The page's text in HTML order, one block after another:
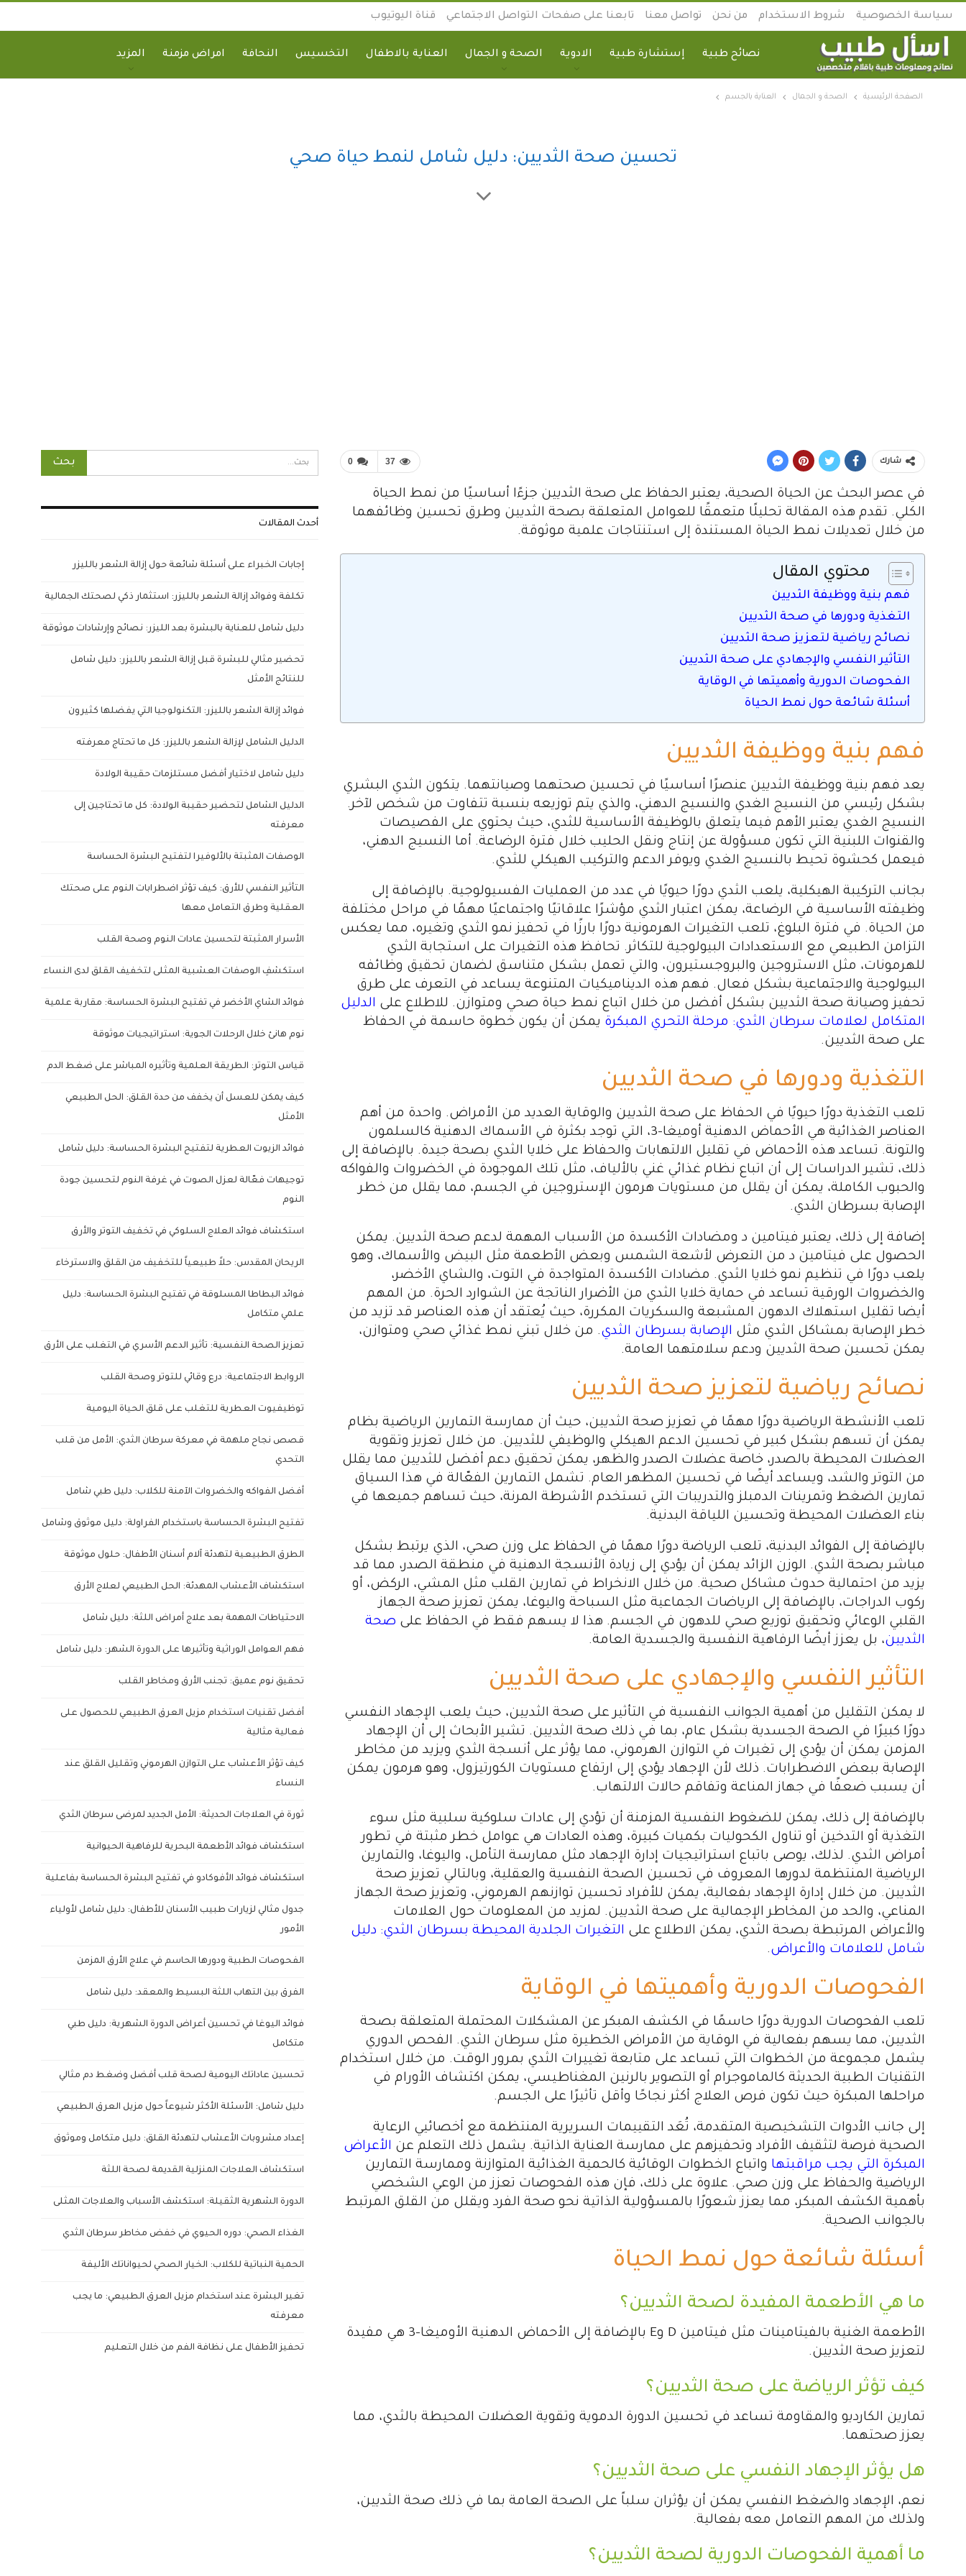
سياسة الخصوصية شروط الاستخدام من نحن تواصل معنا تابعنا على صفحات التواصل الاجتماعي قناة اليوتيوب
نصائح طبية إستشارة طبية الادوية الصحة و الجمال العناية بالاطفال التخسيس النحافة امراض مزمنة المزيد
الصفحة الرئيسية الصحة و الجمال العناية بالجسم
تحسين صحة الثديين: دليل شامل لنمط حياة صحي
0 37 شارك
في عصر البحث عن الحياة الصحية، يعتبر الحفاظ على صحة الثديين جزءًا أساسيًا من نمط الحياة
الكلي. تقدم هذه المقالة تحليلًا متعمقًا للعوامل المتعلقة بصحة الثديين وطرق تحسين وظائفهما
من خلال تعديلات نمط الحياة المستندة إلى استنتاجات علمية موثوقة.
محتوي المقال
فهم بنية ووظيفة الثديين
التغذية ودورها في صحة الثديين
نصائح رياضية لتعزيز صحة الثديين
التأثير النفسي والإجهادي على صحة الثديين
الفحوصات الدورية وأهميتها في الوقاية
أسئلة شائعة حول نمط الحياة
فهم بنية ووظيفة الثديين
يعد فهم بنية ووظيفة الثديين عنصرًا أساسيًا في تحسين صحتهما وصيانتهما. يتكون الثدي البشري
بشكل رئيسي من النسيج الغدي والنسيج الدهني، والذي يتم توزيعه بنسبة تتفاوت من شخص لآخر.
النسيج الغدي يعتبر الأهم فيما يتعلق بالوظيفة الأساسية للثدي، حيث يحتوي على الفصيصات
والقنوات اللبنية التي تكون مسؤولة عن إنتاج ونقل الحليب خلال فترة الرضاعة. أما النسيج الدهني،
فيعمل كحشوة تحيط بالنسيج الغدي ويوفر الدعم والتركيب الهيكلي للثدي.
بجانب التركيبة الهيكلية، يلعب الثدي دورًا حيويًا في عدد من العمليات الفسيولوجية. بالإضافة إلى
وظيفته الأساسية في الرضاعة، يمكن اعتبار الثدي مؤشرًا علاقاتيًا واجتماعيًا مهمًا في مراحل مختلفة
من الحياة. في فترة البلوغ، تلعب التغيرات الهرمونية دورًا بارزًا في تحفيز نمو الثدي وتغيره، مما يعكس
التزامن الطبيعي مع الاستعدادات البيولوجية للتكاثر. تحافظ هذه التغيرات على استجابة الثدي
للهرمونات، مثل الاستروجين والبروجستيرون، والتي تعمل بشكل متناسق لضمان تحقيق وظائفه
البيولوجية والاجتماعية بشكل فعال. فهم هذه الديناميكيات المتنوعة يساعد في التعرف على طرق
تحفيز وصيانة صحة الثديين بشكل أفضل من خلال اتباع نمط حياة صحي ومتوازن. للاطلاع على الدليل
المتكامل لعلامات سرطان الثدي: مرحلة التحري المبكرة يمكن أن يكون خطوة حاسمة في الحفاظ
على صحة الثديين.
التغذية ودورها في صحة الثديين
تلعب التغذية دورًا حيويًا في الحفاظ على صحة الثديين والوقاية العديد من الأمراض. واحدة من أهم
العناصر الغذائية هي الأحماض الدهنية أوميغا-3، التي توجد بكثرة في الأسماك الدهنية كالسلمون
والتونة. تساعد هذه الأحماض في تقليل الالتهابات والحفاظ على خلايا الثدي بصحة جيدة. بالإضافة إلى
ذلك، تشير الدراسات إلى أن اتباع نظام غذائي غني بالألياف، مثل تلك الموجودة في الخضروات والفواكه
والحبوب الكاملة، يمكن أن يقلل من مستويات هرمون الإستروجين في الجسم، مما يقلل من خطر
الإصابة بسرطان الثدي.
إضافة إلى ذلك، يعتبر فيتامين د ومضادات الأكسدة من الأسباب المهمة لدعم صحة الثديين. يمكن
الحصول على فيتامين د من التعرض لأشعة الشمس وبعض الأطعمة مثل البيض والأسماك، وهو
يلعب دورًا في تنظيم نمو خلايا الثدي. مضادات الأكسدة المتواجدة في التوت، والشاي الأخضر،
والخضروات الورقية تساعد في حماية خلايا الثدي من الأضرار الناتجة عن الشوارد الحرة. من المهم
أيضا تقليل استهلاك الدهون المشبعة والسكريات المكررة، حيث يُعتقد أن هذه العناصر قد تزيد من
خطر الإصابة بمشاكل الثدي مثل الإصابة بسرطان الثدي. من خلال تبني نمط غذائي صحي ومتوازن،
يمكن تحسين صحة الثديين ودعم سلامتهما العامة.
نصائح رياضية لتعزيز صحة الثديين
تلعب الأنشطة الرياضية دورًا مهمًا في تعزيز صحة الثديين، حيث أن ممارسة التمارين الرياضية بظام
يمكن أن تسهم بشكل كبير في تحسين الدعم الهيكلي والوظيفي للثديين. من خلال تعزيز وتقوية
العضلات المحيطة بالصدر، خاصة عضلات الصدر والظهر، يمكن تحقيق دعم أفضل للثديين مما يقلل
من التوتر والشد، ويساعد أيضًا في تحسين المظهر العام. تشمل التمارين الفعّالة في هذا السياق
تمارين الضغط وتمرينات الدمبلز والتدريبات التي تستخدم الأشرطة المرنة، حيث تساهم جميعها في
بناء العضلات المحيطة وتحسين اللياقة البدنية.
بالإضافة إلى الفوائد البدنية، تلعب الرياضة دورًا مهمًا في الحفاظ على وزن صحي، الذي يرتبط بشكل
مباشر بصحة الثدي. الوزن الزائد يمكن أن يؤدي إلى زيادة الأنسجة الدهنية في منطقة الصدر، مما قد
يزيد من احتمالية حدوث مشاكل صحية. من خلال الانخراط في تمارين القلب مثل المشي، الركض، أو
ركوب الدراجات، بالإضافة إلى الرياضات الجماعية مثل السباحة واليوغا، يمكن تعزيز صحة الجهاز
القلبي الوعائي وتحقيق توزيع صحي للدهون في الجسم. هذا لا يسهم فقط في الحفاظ على صحة
الثديين، بل يعزز أيضًا الرفاهية النفسية والجسدية العامة.
التأثير النفسي والإجهادي على صحة الثديين
لا يمكن التقليل من أهمية الجوانب النفسية في التأثير على صحة الثديين، حيث يلعب الإجهاد النفسي
دورًا كبيرًا في الصحة الجسدية بشكل عام، بما في ذلك صحة الثديين. تشير الأبحاث إلى أن الإجهاد
المزمن يمكن أن يؤدي إلى تغيرات في التوازن الهرموني، مما يؤثر على أنسجة الثدي ويزيد من مخاطر
الإصابة ببعض الاضطرابات. ذلك لأن الإجهاد يؤدي إلى ارتفاع مستويات الكورتيزول، وهو هرمون يمكن
أن يسبب ضعفًا في جهاز المناعة وتفاقم حالات الالتهاب.
بالإضافة إلى ذلك، يمكن للضغوط النفسية المزمنة أن تؤدي إلى عادات سلوكية سلبية مثل سوء
التغذية أو التدخين أو تناول الكحوليات بكميات كبيرة، وهذه العادات هي عوامل خطر مثبتة في تطور
أمراض الثدي. لذلك، يوصى باتباع استراتيجيات إدارة الإجهاد مثل ممارسة التأمل، واليوغا، والتمارين
الرياضية المنتظمة لدورها المعروف في تحسين الصحة النفسية والعقلية، وبالتالي تعزيز صحة
الثديين. من خلال إدارة الإجهاد بفعالية، يمكن للأفراد تحسين توازنهم الهرموني، وتعزيز صحة الجهاز
المناعي، والحد من المخاطر الإجمالية على صحة الثديين. لمزيد من المعلومات حول العلامات
والأعراض المرتبطة بصحة الثدي، يمكن الاطلاع على التغيرات الجلدية المحيطة بسرطان الثدي: دليل
شامل للعلامات والأعراض.
الفحوصات الدورية وأهميتها في الوقاية
تلعب الفحوصات الدورية دورًا حاسمًا في الكشف المبكر عن المشكلات المحتملة المتعلقة بصحة
الثديين، مما يسهم بفعالية في الوقاية من الأمراض الخطيرة مثل سرطان الثدي. الفحص الدوري
يشمل مجموعة من الخطوات التي تساعد على متابعة تغييرات الثدي بمرور الوقت. من خلال استخدام
التقنيات الطبية الحديثة كالماموجرام أو التصوير بالرنين المغناطيسي، يمكن اكتشاف الأورام في
مراحلها المبكرة حيث تكون فرص العلاج أكثر نجاحًا وأقل تأثيرًا على الجسم.
إلى جانب الأدوات التشخيصية المتقدمة، تُعَد التقييمات السريرية المنتظمة مع أخصائيي الرعاية
الصحية فرصة لتثقيف الأفراد وتحفيزهم على ممارسة العناية الذاتية. يشمل ذلك التعلم عن الأعراض
المبكرة التي يجب مراقبتها واتباع الخطوات الوقائية كالحمية الغذائية المتوازنة وممارسة التمارين
الرياضية والحفاظ على وزن صحي. علاوة على ذلك، فإن هذه الفحوصات تعزز من الوعي الشخصي
بأهمية الكشف المبكر، مما يعزز شعورًا بالمسؤولية الذاتية نحو صحة الفرد ويقلل من القلق المرتبط
بالجوانب الصحية.
أسئلة شائعة حول نمط الحياة
ما هي الأطعمة المفيدة لصحة الثديين؟
الأطعمة الغنية بالفيتامينات مثل فيتامين D وE بالإضافة إلى الأحماض الدهنية الأوميغا-3 هي مفيدة
لتعزيز صحة الثديين.
كيف تؤثر الرياضة على صحة الثديين؟
تمارين الكارديو والمقاومة تساعد في تحسين الدورة الدموية وتقوية العضلات المحيطة بالثدي، مما
يعزز صحتهما.
هل يؤثر الإجهاد النفسي على صحة الثديين؟
نعم، الإجهاد والضغط النفسي يمكن أن يؤثران سلباً على الصحة العامة بما في ذلك صحة الثديين،
ولذلك من المهم التعامل معه بفعالية.
ما أهمية الفحوصات الدورية لصحة الثديين؟
أحدث المقالات
إجابات الخبراء على أسئلة شائعة حول إزالة الشعر بالليزر
تكلفة وفوائد إزالة الشعر بالليزر: استثمار ذكي لصحتك الجمالية
دليل شامل للعناية بالبشرة بعد الليزر: نصائح وإرشادات موثوقة
تحضير مثالي للبشرة قبل إزالة الشعر بالليزر: دليل شامل
للنتائج الأمثل
فوائد إزالة الشعر بالليزر: التكنولوجيا التي يفضلها كثيرون
الدليل الشامل لإزالة الشعر بالليزر: كل ما تحتاج معرفته
دليل شامل لاختيار أفضل مستلزمات حقيبة الولادة
الدليل الشامل لتحضير حقيبة الولادة: كل ما تحتاجين إلى
معرفته
الوصفات المثبتة بالألوفيرا لتفتيح البشرة الحساسة
التأثير النفسي للأرق: كيف تؤثر اضطرابات النوم على صحتك
العقلية وطرق التعامل معها
الأسرار المثبتة لتحسين عادات النوم وصحة القلب
استكشفِ الوصفات العشبية المثلى لتخفيف القلق لدى النساء
فوائد الشاي الأخضر في تفتيح البشرة الحساسة: مقاربة علمية
نوم هانئ خلال الرحلات الجوية: استراتيجيات موثوقة
قياس التوتر: الطريقة العلمية وتأثيره المباشر على ضغط الدم
كيف يمكن للعسل أن يخفف من حدة القلق: الحل الطبيعي
الأمثل
فوائد الزيوت العطرية لتفتيح البشرة الحساسة: دليل شامل
توجيهات فعّالة لعزل الصوت في غرفة النوم لتحسين جودة
النوم
استكشاف فوائد العلاج السلوكي في تخفيف التوتر والأرق
الريحان المقدس: حلاً طبيعياً للتخفيف من القلق والاسترخاء
فوائد البطاطا المسلوقة في تفتيح البشرة الحساسة: دليل
علمي متكامل
تعزيز الصحة النفسية: تأثير الدعم الأسري في التغلب على الأرق
الروابط الاجتماعية: درع وقائي للتوتر وصحة القلب
توظيفيوت العطرية للتغلب على قلق الحياة اليومية
قصص نجاح ملهمة في معركة سرطان الثدي: الأمل من قلب
التحدي
أفضل الفواكه والخضروات الآمنة للكلاب: دليل طبي شامل
تفتيح البشرة الحساسة باستخدام الفراولة: دليل موثوق وشامل
الطرق الطبيعية لتهدئة آلام أسنان الأطفال: حلول موثوقة
استكشاف الأعشاب المهدئة: الحل الطبيعي لعلاج الأرق
الاحتياطات المهمة بعد علاج أمراض اللثة: دليل شامل
فهم العوامل الوراثية وتأثيرها على الدورة الشهر: دليل شامل
تحقيق نوم عميق: تجنب الأرق ومخاطر القلب
أفضل تقنيات استخدام مزيل العرق الطبيعي للحصول على
فعالية مثالية
كيف تؤثر الأعشاب على التوازن الهرموني وتقليل القلق عند
النساء
ثورة في العلاجات الحديثة: الأمل الجديد لمرضى سرطان الثدي
استكشاف فوائد الأطعمة البحرية للرفاهية الحيوانية
استكشاف فوائد الأفوكادو في تفتيح البشرة الحساسة بفاعلية
جدول مثالي لزيارات طبيب الأسنان للأطفال: دليل شامل لأولياء
الأمور
الفحوصات الطبية ودورها الحاسم في علاج الأرق المزمن
الفرق بين التهاب اللثة البسيط والمعقد: دليل شامل
فوائد اليوغا في تحسين أعراض الدورة الشهرية: دليل طبي
متكامل
تحسين عاداتك اليومية لصحة قلب أفضل وضغط دم مثالي
دليل شامل: الأسئلة الأكثر شيوعاً حول مزيل العرق الطبيعي
إعداد مشروبات الأعشاب لتهدئة القلق: دليل متكامل وموثوق
استكشاف العلاجات المنزلية القديمة لصحة اللثة
الدورة الشهرية الثقيلة: استكشف الأسباب والعلاجات المثلى
الغذاء الصحي: دوره الحيوي في خفض مخاطر سرطان الثدي
الحمية النباتية للكلاب: الخيار الصحي لحيواناتك الأليفة
تغير البشرة عند استخدام مزيل العرق الطبيعي: ما يجب
معرفته
تحفيز الأطفال على نظافة الفم من خلال التعليم